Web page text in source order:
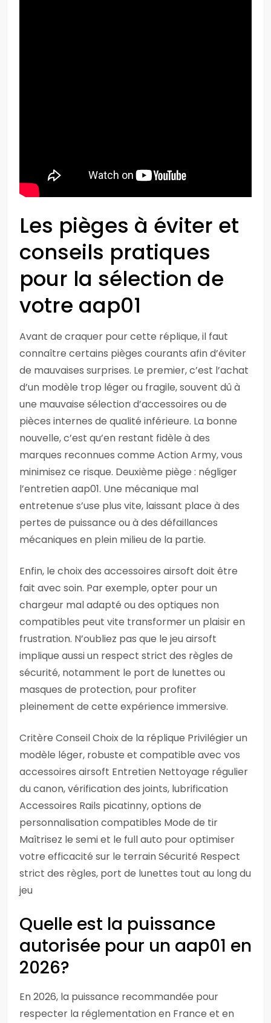
Les pièges à éviter et
conseils pratiques
pour la sélection de
votre aap01
Avant de craquer pour cette réplique, il faut
connaître certains pièges courants afin d’éviter
de mauvaises surprises. Le premier, c’est l’achat
d’un modèle trop léger ou fragile, souvent dû à
une mauvaise sélection d’accessoires ou de
pièces internes de qualité inférieure. La bonne
nouvelle, c’est qu’en restant fidèle à des
marques reconnues comme Action Army, vous
minimisez ce risque. Deuxième piège : négliger
l’entretien aap01. Une mécanique mal
entretenue s’use plus vite, laissant place à des
pertes de puissance ou à des défaillances
mécaniques en plein milieu de la partie.
Enfin, le choix des accessoires airsoft doit être
fait avec soin. Par exemple, opter pour un
chargeur mal adapté ou des optiques non
compatibles peut vite transformer un plaisir en
frustration. N’oubliez pas que le jeu airsoft
implique aussi un respect strict des règles de
sécurité, notamment le port de lunettes ou
masques de protection, pour profiter
pleinement de cette expérience immersive.
Critère Conseil Choix de la réplique Privilégier un
modèle léger, robuste et compatible avec vos
accessoires airsoft Entretien Nettoyage régulier
du canon, vérification des joints, lubrification
Accessoires Rails picatinny, options de
personnalisation compatibles Mode de tir
Maîtrisez le semi et le full auto pour optimiser
votre efficacité sur le terrain Sécurité Respect
strict des règles, port de lunettes tout au long du
jeu
Quelle est la puissance
autorisée pour un aap01 en
2026?
En 2026, la puissance recommandée pour
respecter la réglementation en France et en